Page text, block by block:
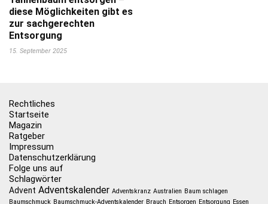
diese Möglichkeiten gibt es
zur sachgerechten
Entsorgung
15. September 2025
Rechtliches
Startseite
Magazin
Ratgeber
Impressum
Datenschutzerklärung
Folge uns auf
Schlagwörter
Advent Adventskalender Adventskranz Australien Baum schlagen
Baumschmuck Baumschmuck-Adventskalender Brauch Entsorgen Entsorgung Essen